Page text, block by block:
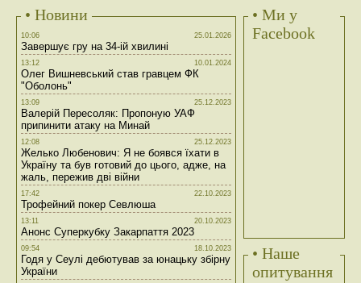
• Новини
10:06 25.01.2026
Завершує гру на 34-ій хвилині
13:12 10.01.2024
Олег Вишневський став гравцем ФК
"Оболонь"
13:09 25.12.2023
Валерій Пересоляк: Пропоную УАФ
припинити атаку на Минай
12:08 25.12.2023
Желько Любенович: Я не боявся їхати в
Україну та був готовий до цього, адже, на
жаль, пережив дві війни
17:42 22.10.2023
Трофейний покер Севлюша
13:11 20.10.2023
Анонс Суперкубку Закарпаття 2023
09:54 18.10.2023
Годя у Сеулі дебютував за юнацьку збірну
України
• Ми у
Facebook
• Наше
опитування